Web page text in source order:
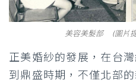
美容美髮部 (圖片
正美婚紗的發展，在台
到鼎盛時期，不僅北部